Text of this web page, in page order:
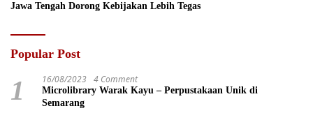
Jawa Tengah Dorong Kebijakan Lebih Tegas
Popular Post
1 16/08/2023 4 Comment
Microlibrary Warak Kayu – Perpustakaan Unik di
Semarang